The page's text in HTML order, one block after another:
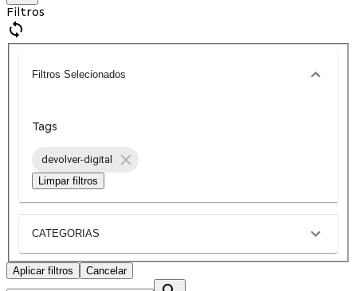
Filtros
Filtros Selecionados
Tags
devolver-digital
Limpar filtros
CATEGORIAS
Aplicar filtros Cancelar